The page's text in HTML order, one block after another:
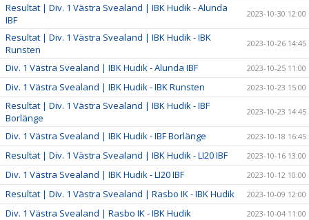
Resultat | Div. 1 Västra Svealand | IBK Hudik - Alunda
IBF
2023-10-30 12:00
Resultat | Div. 1 Västra Svealand | IBK Hudik - IBK
Runsten
2023-10-26 14:45
Div. 1 Västra Svealand | IBK Hudik - Alunda IBF 2023-10-25 11:00
Div. 1 Västra Svealand | IBK Hudik - IBK Runsten 2023-10-23 15:00
Resultat | Div. 1 Västra Svealand | IBK Hudik - IBF
Borlänge
2023-10-23 14:45
Div. 1 Västra Svealand | IBK Hudik - IBF Borlänge 2023-10-18 16:45
Resultat | Div. 1 Västra Svealand | IBK Hudik - LI20 IBF 2023-10-16 13:00
Div. 1 Västra Svealand | IBK Hudik - LI20 IBF 2023-10-12 10:00
Resultat | Div. 1 Västra Svealand | Rasbo IK - IBK Hudik 2023-10-09 12:00
Div. 1 Västra Svealand | Rasbo IK - IBK Hudik 2023-10-04 11:00